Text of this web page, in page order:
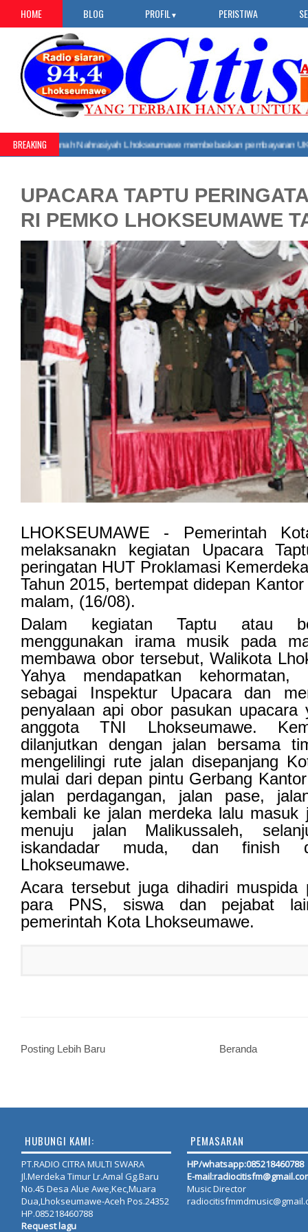
HOME BLOG PROFIL ▼ PERISTIWA
BREAKING
Sultanah Nahrasiyah Lhokseumawe membebaskan pembayaran UKT
UPACARA TAPTU
RI PEMKO LHOKSEUMAWE
LHOKSEUMAWE - Pemerintah
melaksanakn kegiatan Upacara
peringatan HUT Proklamasi
Tahun 2015, bertempat didepan
malam, (16/08).
Dalam kegiatan Taptu atau
menggunakan irama musik pada
membawa obor tersebut, Walikota
Yahya mendapatkan kehormatan,
sebagai Inspektur Upacara dan
penyalaan api obor pasukan upacara
anggota TNI Lhokseumawe.
dilanjutkan dengan jalan bersama
mengelilingi rute jalan disepanjang
mulai dari depan pintu Gerbang
jalan perdagangan, jalan pase,
kembali ke jalan merdeka lalu masuk
menuju jalan Malikussaleh,
iskandadar muda, dan finish
Lhokseumawe.
Acara tersebut juga dihadiri
para PNS, siswa dan pejabat
pemerintah Kota Lhokseumawe.
Posting Lebih Baru Beranda
HUBUNGI KAMI:
PT.RADIO CITRA MULTI SWARA
Jl.Merdeka Timur Lr.Amal Gg.Baru
No.45 Desa Alue Awe,Kec,Muara
Dua,Lhokseumawe-Aceh Pos.24352
HP.085218460788
Request lagu
PEMASARAN
HP/whatsapp:085218460788
E-
Music Director